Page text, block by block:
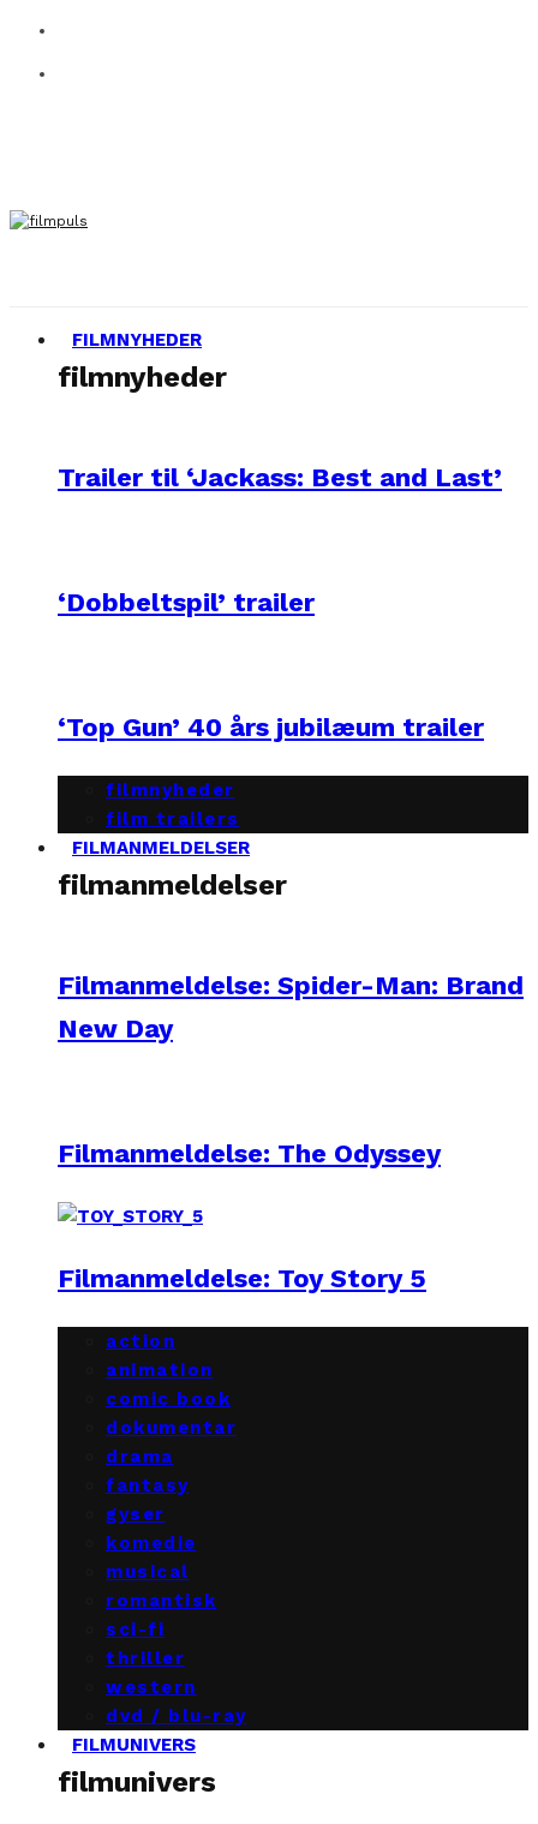
FILMNYHEDER
filmnyheder
Trailer til ‘Jackass: Best and Last’
‘Dobbeltspil’ trailer
‘Top Gun’ 40 års jubilæum trailer
filmnyheder
film trailers
FILMANMELDELSER
filmanmeldelser
Filmanmeldelse: Spider-Man: Brand
New Day
Filmanmeldelse: The Odyssey
Filmanmeldelse: Toy Story 5
action
animation
comic book
dokumentar
drama
fantasy
gyser
komedie
musical
romantisk
sci-fi
thriller
western
dvd / blu-ray
FILMUNIVERS
filmunivers